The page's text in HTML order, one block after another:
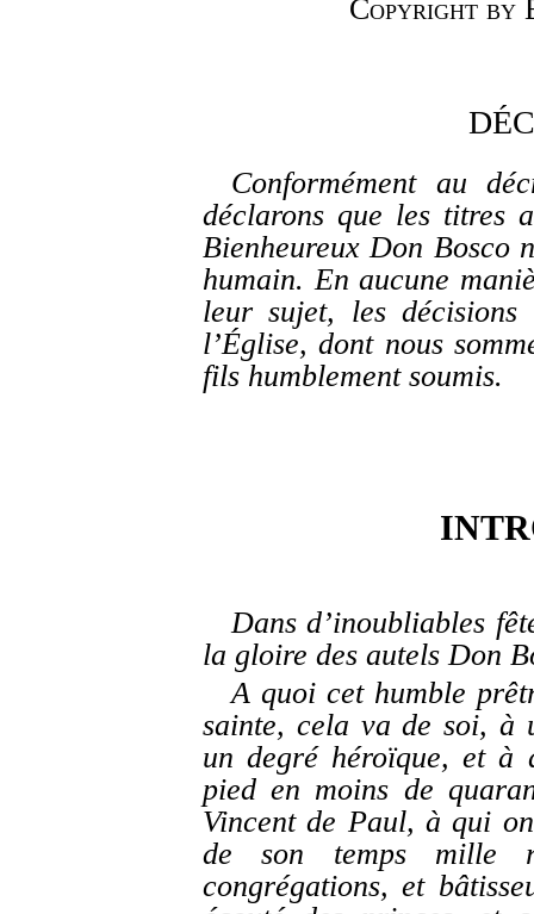
Copyright by
Conformément au
déclarons que les titres
Bienheureux Don Bosco
humain. En aucune
leur sujet, les
l’Église, dont nous
fils humblement soumis.
Dans d’inoubliables
la gloire des autels Don
A quoi cet humble
sainte, cela va de soi, à
un degré héroïque, et à
pied en moins de
Vincent de Paul, à qui
de son temps mille
congrégations, et